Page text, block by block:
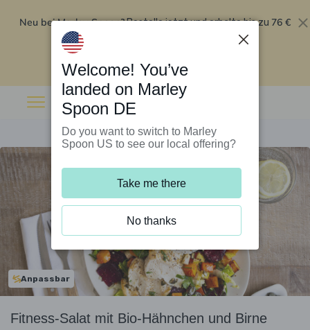
Neu bei Marley Spoon?Bestelle jetzt und erhalte bis zu 76 €
Rabatt auf deine ersten fünf Boxen
Anpassbar
Fitness-Salat mit Bio-Hähnchen und Birne
Welcome! You’ve
landed on Marley
Spoon DE
Do you want to switch to Marley
Spoon US to see our local offering?
Take me there
No thanks